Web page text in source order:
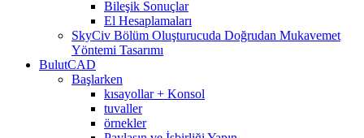
Bileşik Sonuçlar
El Hesaplamaları
SkyCiv Bölüm Oluşturucuda Doğrudan Mukavemet
Yöntemi Tasarımı
BulutCAD
Başlarken
kısayollar + Konsol
tuvaller
örnekler